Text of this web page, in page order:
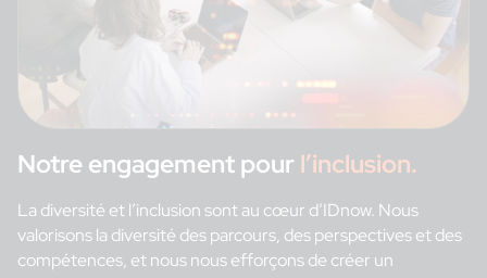
Notre engagement pour l’inclusion.
La diversité et l’inclusion sont au cœur d’IDnow. Nous
valorisons la diversité des parcours, des perspectives et des
compétences, et nous nous efforçons de créer un